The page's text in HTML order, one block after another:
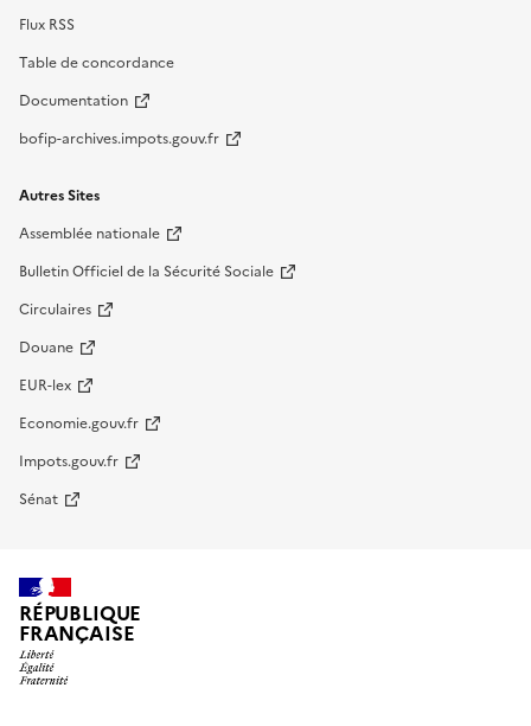
Flux RSS
Table de concordance
Documentation
bofip-archives.impots.gouv.fr
Autres Sites
Assemblée nationale
Bulletin Officiel de la Sécurité Sociale
Circulaires
Douane
EUR-lex
Economie.gouv.fr
Impots.gouv.fr
Sénat
RÉPUBLIQUE
FRANÇAISE